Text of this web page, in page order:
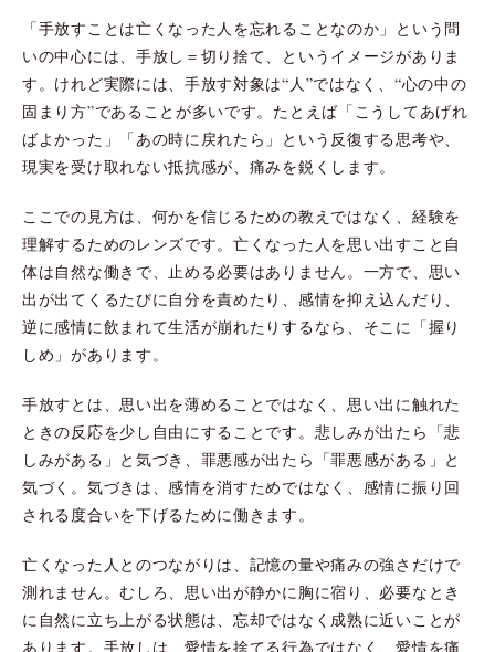
「手放すことは亡くなった人を忘れることなのか」という問
いの中心には、手放し＝切り捨て、というイメージがありま
す。けれど実際には、手放す対象は“人”ではなく、“心の中の
固まり方”であることが多いです。たとえば「こうしてあげれ
ばよかった」「あの時に戻れたら」という反復する思考や、
現実を受け取れない抵抗感が、痛みを鋭くします。
ここでの見方は、何かを信じるための教えではなく、経験を
理解するためのレンズです。亡くなった人を思い出すこと自
体は自然な働きで、止める必要はありません。一方で、思い
出が出てくるたびに自分を責めたり、感情を抑え込んだり、
逆に感情に飲まれて生活が崩れたりするなら、そこに「握り
しめ」があります。
手放すとは、思い出を薄めることではなく、思い出に触れた
ときの反応を少し自由にすることです。悲しみが出たら「悲
しみがある」と気づき、罪悪感が出たら「罪悪感がある」と
気づく。気づきは、感情を消すためではなく、感情に振り回
される度合いを下げるために働きます。
亡くなった人とのつながりは、記憶の量や痛みの強さだけで
測れません。むしろ、思い出が静かに胸に宿り、必要なとき
に自然に立ち上がる状態は、忘却ではなく成熟に近いことが
あります。手放しは、愛情を捨てる行為ではなく、愛情を痛